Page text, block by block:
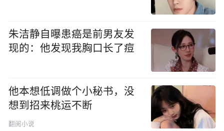
朱洁静自曝患癌是前男友发
现的：他发现我胸口长了痘
他本想低调做个小秘书，没
想到招来桃运不断
翻阅小说